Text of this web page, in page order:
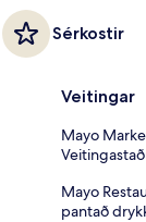
Sérkostir
Veitingar
Mayo
Mayo
pantað